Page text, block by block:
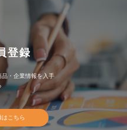
登録
・企業情報を入手
はこちら